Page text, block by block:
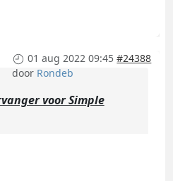
01 aug 2022 09:45 #24388
door Rondeb
voor Simple